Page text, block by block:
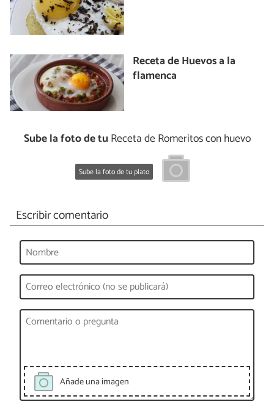
Receta de Huevos a la
flamenca
Sube la foto de tu Receta de Romeritos con huevo
Sube la foto de tu plato
Escribir comentario
Añade una imagen